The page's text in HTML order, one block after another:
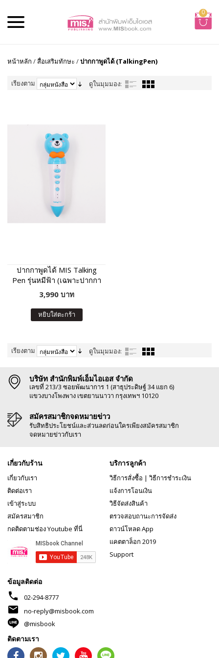
0
หน้าหลัก /สื่อเสริมทักษะ /ปากกาพูดได้ (TalkingPen)
เรียงตาม ดูในมุมมอง:
ปากกาพูดได้ MIS Talking
Pen รุ่นหมีฟ้า (เฉพาะปากกา
พูดได้ ไม่มีหนังสือในชุด)
3,990 บาท
หยิบใส่ตะกร้า
เรียงตาม ดูในมุมมอง:
บริษัท สำนักพิมพ์เอ็มไอเอส จำกัด
เลขที่ 213/3 ซอยพัฒนาการ 1 (สาธุประดิษฐ์ 34 แยก 6)
แขวงบางโพงพาง เขตยานนาวา กรุงเทพฯ 10120
สมัครสมาชิกจดหมายข่าว
รับสิทธิประโยชน์และส่วนลดก่อนใครเพียงสมัครสมาชิก
จดหมายข่าวกับเรา
เกี่ยวกับร้าน
เกี่ยวกับเรา
ติดต่อเรา
เข้าสู่ระบบ
สมัครสมาชิก
กดติดตามช่อง Youtube ที่นี่
บริการลูกค้า
วิธีการสั่งซื้อ | วิธีการชำระเงิน
แจ้งการโอนเงิน
วิธีจัดส่งสินค้า
ตรวจสอบถานะการจัดส่ง
ดาวน์โหลด App
แคตตาล็อก 2019
Support
ข้อมูลติดต่อ
phone 02-294-8777
mail
no-reply@misbook.com
@misbook
ติดตามเรา